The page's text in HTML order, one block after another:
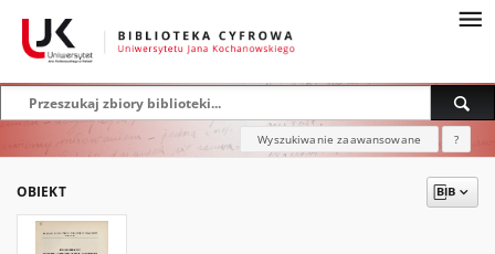
Wyszukiwanie zaawansowane ?
OBIEKT